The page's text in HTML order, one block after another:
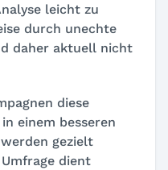
leicht zu
durch unechte
daher aktuell nicht
diese
einem besseren
gezielt
dient